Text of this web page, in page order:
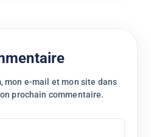
mon e-mail et mon site dans
prochain commentaire.